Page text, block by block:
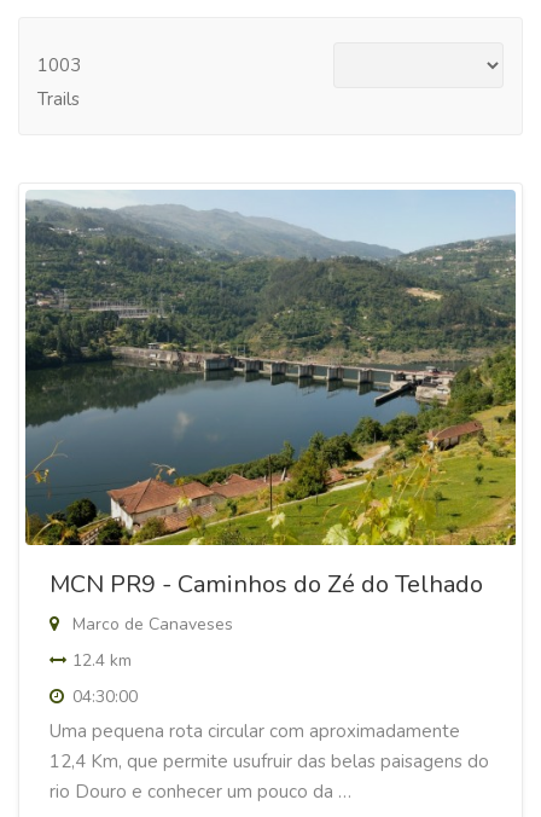
1003
Trails
MCN PR9 - Caminhos do Zé do Telhado
Marco de Canaveses
12.4 km
04:30:00
Uma pequena rota circular com aproximadamente
12,4 Km, que permite usufruir das belas paisagens do
rio Douro e conhecer um pouco da …